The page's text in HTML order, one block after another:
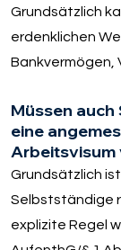
Grundsätzlich
erdenklichen
Bankvermögen,
Müssen
eine
Arbeitsvisum
Grundsätzlich
Selbstständige
explizite Regel